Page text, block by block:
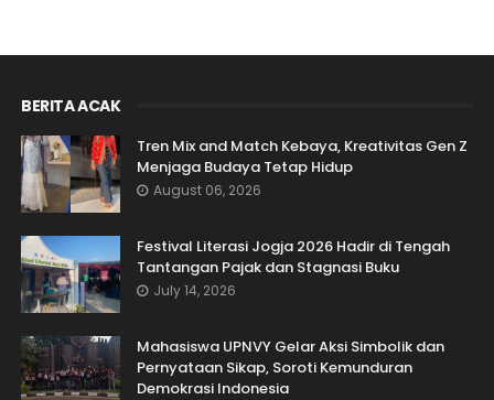
BERITA ACAK
Tren Mix and Match Kebaya, Kreativitas Gen Z
Menjaga Budaya Tetap Hidup
August 06, 2026
Festival Literasi Jogja 2026 Hadir di Tengah
Tantangan Pajak dan Stagnasi Buku
July 14, 2026
Mahasiswa UPNVY Gelar Aksi Simbolik dan
Pernyataan Sikap, Soroti Kemunduran
Demokrasi Indonesia